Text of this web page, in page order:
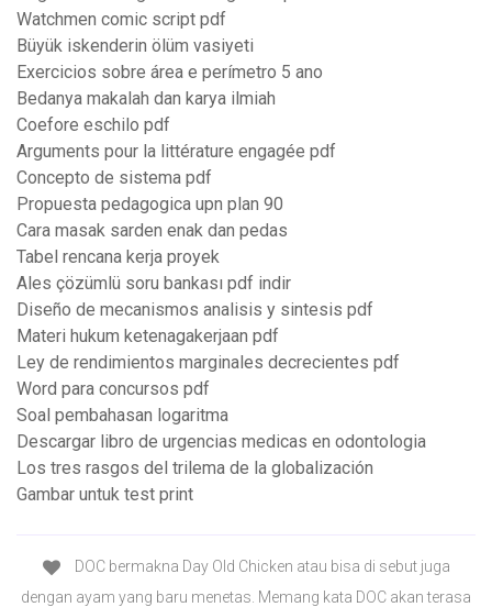
Watchmen comic script pdf
Büyük iskenderin ölüm vasiyeti
Exercicios sobre área e perímetro 5 ano
Bedanya makalah dan karya ilmiah
Coefore eschilo pdf
Arguments pour la littérature engagée pdf
Concepto de sistema pdf
Propuesta pedagogica upn plan 90
Cara masak sarden enak dan pedas
Tabel rencana kerja proyek
Ales çözümlü soru bankası pdf indir
Diseño de mecanismos analisis y sintesis pdf
Materi hukum ketenagakerjaan pdf
Ley de rendimientos marginales decrecientes pdf
Word para concursos pdf
Soal pembahasan logaritma
Descargar libro de urgencias medicas en odontologia
Los tres rasgos del trilema de la globalización
Gambar untuk test print
DOC bermakna Day Old Chicken atau bisa di sebut juga
dengan ayam yang baru menetas. Memang kata DOC akan terasa